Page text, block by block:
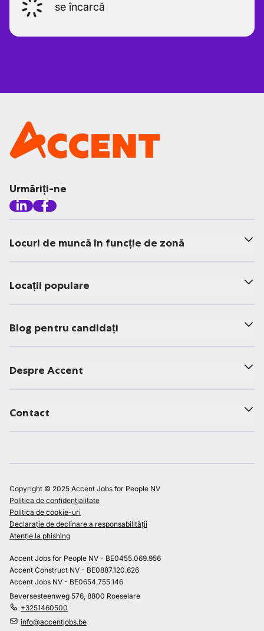
se încarcă
Urmăriți-ne
Locuri de muncă în funcție de zonă
Locații populare
Blog pentru candidați
Despre Accent
Contact
Copyright © 2025 Accent Jobs for People NV
Politica de confidențialitate
Politica de cookie-uri
Declarație de declinare a responsabilității
Atenție la phishing
Accent Jobs for People NV - BE0455.069.956
Accent Construct NV - BE0887.120.626
Accent Jobs NV - BE0654.755.146
Beversesteenweg 576, 8800 Roeselare
+3251460500
info@accentjobs.be